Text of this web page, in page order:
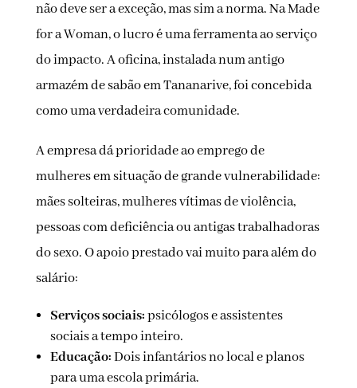
não deve ser a exceção, mas sim a norma. Na Made
for a Woman, o lucro é uma ferramenta ao serviço
do impacto. A oficina, instalada num antigo
armazém de sabão em Tananarive, foi concebida
como uma verdadeira comunidade.
A empresa dá prioridade ao emprego de
mulheres em situação de grande vulnerabilidade:
mães solteiras, mulheres vítimas de violência,
pessoas com deficiência ou antigas trabalhadoras
do sexo. O apoio prestado vai muito para além do
salário:
Serviços sociais:psicólogos e assistentes
sociais a tempo inteiro.
Educação:Dois infantários no local e planos
para uma escola primária.